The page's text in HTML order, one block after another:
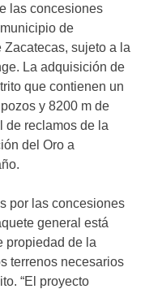
las concesiones
de
sujeto a la
La adquisición de
que contienen un
y 8200 m de
de reclamos de la
del Oro a
por las concesiones
general está
propiedad de la
terrenos necesarios
“El proyecto